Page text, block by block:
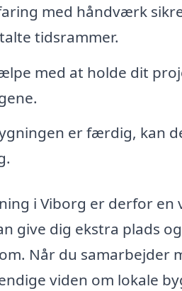
med håndværk
tidsrammer.
med at holde dit
er færdig, kan
i Viborg er derfor en
give dig ekstra plads
Når du samarbejder
viden om lokale